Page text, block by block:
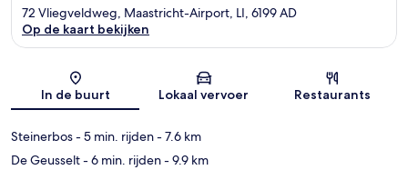
Kaart
72 Vliegveldweg, Maastricht-Airport, LI, 6199 AD
Op de kaart bekijken
In de buurt Lokaal vervoer Restaurants
Steinerbos- 5 min. rijden- 7.6 km
De Geusselt- 6 min. rijden- 9.9 km